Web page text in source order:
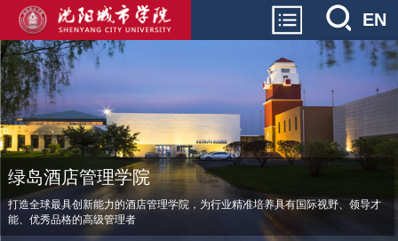
EN
绿岛酒店管理学院
打造全球最具创新能力的酒店管理学院，为行业精准培养具有国际视野、领导才
能、优秀品格的高级管理者